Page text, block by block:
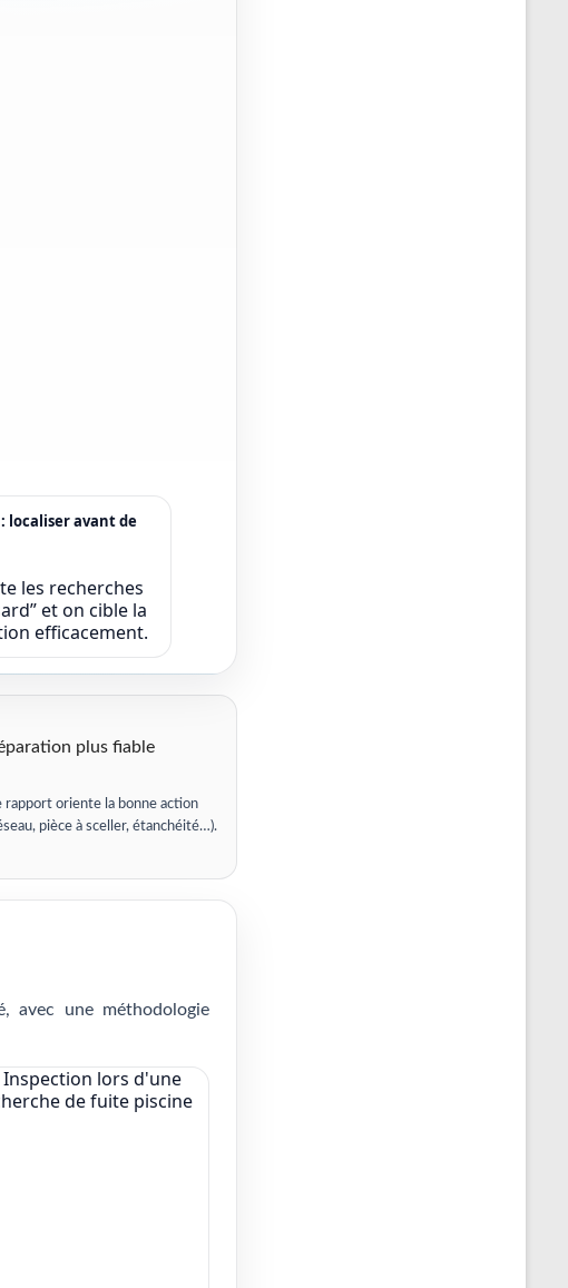
localiser avant de
les recherches
et on cible la
efficacement.
plus fiable
rapport oriente la bonne action
pièce à sceller, étanchéité…).
avec une méthodologie